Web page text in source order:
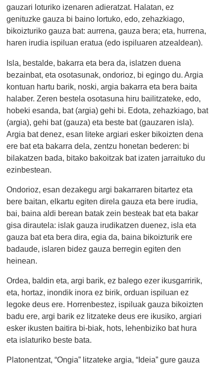
gauzari loturiko izenaren adieratzat. Halatan, ez
genituzke gauza bi baino lortuko, edo, zehazkiago,
bikoizturiko gauza bat: aurrena, gauza bera; eta, hurrena,
haren irudia ispiluan eratua (edo ispiluaren atzealdean).
Isla, bestalde, bakarra eta bera da, islatzen duena
bezainbat, eta osotasunak, ondorioz, bi egingo du. Argia
kontuan hartu barik, noski, argia bakarra eta bera baita
halaber. Zeren bestela osotasuna hiru bailitzateke, edo,
hobeki esanda, bat (argia) gehi bi. Edota, zehazkiago, bat
(argia), gehi bat (gauza) eta beste bat (gauzaren isla).
Argia bat denez, esan liteke argiari esker bikoizten dena
ere bat eta bakarra dela, zentzu honetan bederen: bi
bilakatzen bada, bitako bakoitzak bat izaten jarraituko du
ezinbestean.
Ondorioz, esan dezakegu argi bakarraren bitartez eta
bere baitan, elkartu egiten direla gauza eta bere irudia,
bai, baina aldi berean batak zein besteak bat eta bakar
gisa dirautela: islak gauza irudikatzen duenez, isla eta
gauza bat eta bera dira, egia da, baina bikoizturik ere
badaude, islaren bidez gauza berregin egiten den
heinean.
Ordea, baldin eta, argi barik, ez balego ezer ikusgarririk,
eta, hortaz, inondik inora ez birik, orduan ispiluan ez
legoke deus ere. Horrenbestez, ispiluak gauza bikoizten
badu ere, argi barik ez litzateke deus ere ikusiko, argiari
esker ikusten baitira bi-biak, hots, lehenbiziko bat hura
eta islaturiko beste bata.
Platonentzat, “Ongia” litzateke argia, “Ideia” gure gauza